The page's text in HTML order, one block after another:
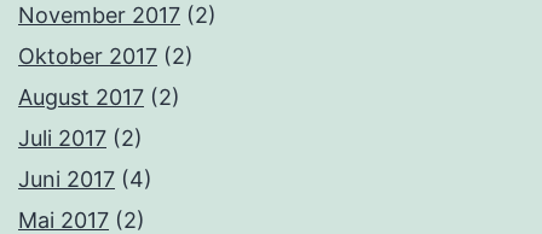
November 2017 (2)
Oktober 2017 (2)
August 2017 (2)
Juli 2017 (2)
Juni 2017 (4)
Mai 2017 (2)